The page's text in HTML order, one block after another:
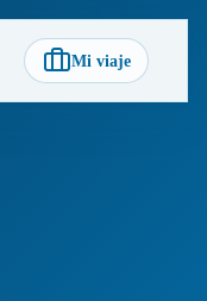
Mi viaje